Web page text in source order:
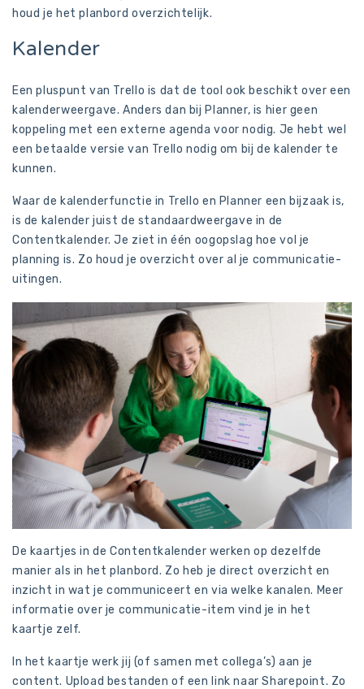
houd je het planbord overzichtelijk.
Kalender
Een pluspunt van Trello is dat de tool ook beschikt over een
kalenderweergave. Anders dan bij Planner, is hier geen
koppeling met een externe agenda voor nodig. Je hebt wel
een betaalde versie van Trello nodig om bij de kalender te
kunnen.
Waar de kalenderfunctie in Trello en Planner een bijzaak is,
is de kalender juist de standaardweergave in de
Contentkalender. Je ziet in één oogopslag hoe vol je
planning is. Zo houd je overzicht over al je communicatie-
uitingen.
De kaartjes in de Contentkalender werken op dezelfde
manier als in het planbord. Zo heb je direct overzicht en
inzicht in wat je communiceert en via welke kanalen. Meer
informatie over je communicatie-item vind je in het
kaartje zelf.
In het kaartje werk jij (of samen met collega’s) aan je
content. Upload bestanden of een link naar Sharepoint. Zo